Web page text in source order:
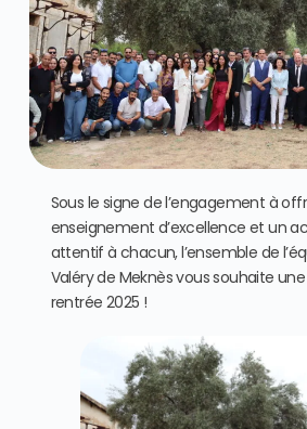
Sous le signe de l’engagement à
enseignement d’excellence et un
attentif à chacun, l’ensemble de
Valéry de Meknès vous souhaite
rentrée 2025 !